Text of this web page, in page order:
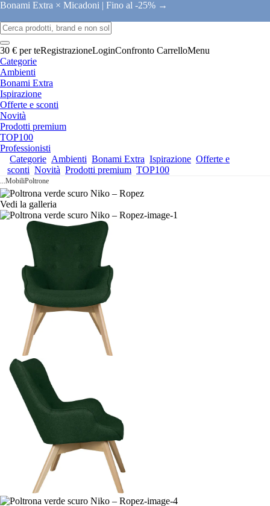
Bonami Extra × Micadoni | Fino al -25% →
30 € per teRegistrazioneLoginConfronto CarrelloMenu
Categorie
Ambienti
Bonami Extra
Ispirazione
Offerte e sconti
Novità
Prodotti premium
TOP100
Professionisti
Categorie Ambienti Bonami Extra Ispirazione Offerte e
sconti Novità Prodotti premium TOP100
...MobiliPoltrone
Vedi la galleria